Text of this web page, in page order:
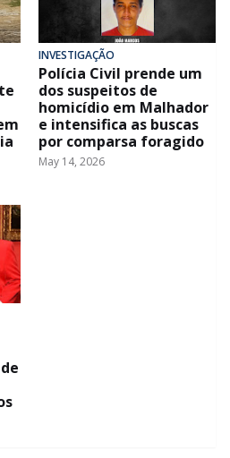
INVESTIGAÇÃO
Polícia Civil prende um
dos suspeitos de
homicídio em Malhador
e intensifica as buscas
por comparsa foragido
May 14, 2026